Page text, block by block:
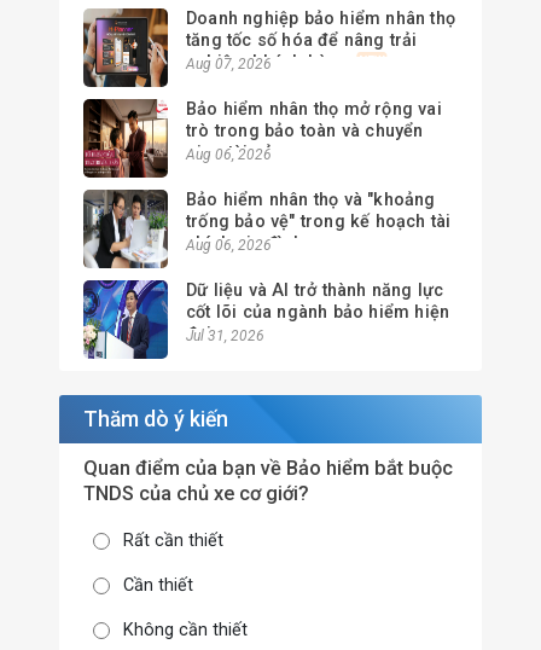
Doanh nghiệp bảo hiểm nhân thọ
tăng tốc số hóa để nâng trải
nghiệm khách hàng
Aug 07, 2026
Bảo hiểm nhân thọ mở rộng vai
trò trong bảo toàn và chuyển
giao tài sản
Aug 06, 2026
Bảo hiểm nhân thọ và "khoảng
trống bảo vệ" trong kế hoạch tài
chính gia đình
Aug 06, 2026
Dữ liệu và AI trở thành năng lực
cốt lõi của ngành bảo hiểm hiện
đại
Jul 31, 2026
Thăm dò ý kiến
Quan điểm của bạn về Bảo hiểm bắt buộc
TNDS của chủ xe cơ giới?
Rất cần thiết
Cần thiết
Không cần thiết